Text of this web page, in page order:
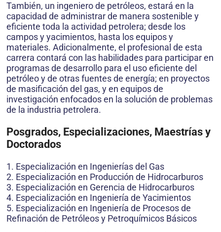
También, un ingeniero de petróleos, estará en la
capacidad de administrar de manera sostenible y
eficiente toda la actividad petrolera; desde los
campos y yacimientos, hasta los equipos y
materiales. Adicionalmente, el profesional de esta
carrera contará con las habilidades para participar en
programas de desarrollo para el uso eficiente del
petróleo y de otras fuentes de energía; en proyectos
de masificación del gas, y en equipos de
investigación enfocados en la solución de problemas
de la industria petrolera.
Posgrados, Especializaciones, Maestrías y
Doctorados
1. Especialización en Ingenierías del Gas
2. Especialización en Producción de Hidrocarburos
3. Especialización en Gerencia de Hidrocarburos
4. Especialización en Ingeniería de Yacimientos
5. Especialización en Ingeniería de Procesos de
Refinación de Petróleos y Petroquímicos Básicos